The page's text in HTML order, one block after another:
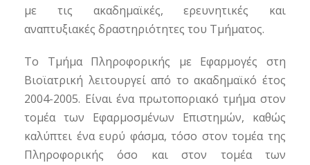
με τις ακαδημαϊκές, ερευνητικές και
αναπτυξιακές δραστηριότητες του Τμήματος.
Το Τμήμα Πληροφορικής με Εφαρμογές στη
Βιοϊατρική λειτουργεί από το ακαδημαϊκό έτος
2004-2005. Είναι ένα πρωτοποριακό τμήμα στον
τομέα των Εφαρμοσμένων Επιστημών, καθώς
καλύπτει ένα ευρύ φάσμα, τόσο στον τομέα της
Πληροφορικής όσο και στον τομέα των